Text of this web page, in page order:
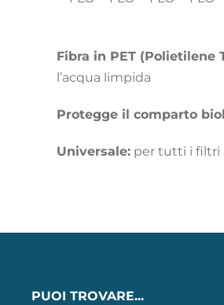
Fibra in PET (Polietilene
l’acqua limpida
Protegge il comparto
Universale: per tutti i filtri
PUOI TROVARE...